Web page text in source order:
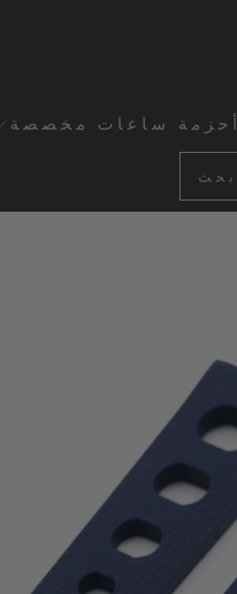
أحزمة ساعات مخصصة